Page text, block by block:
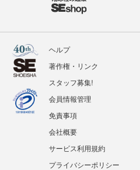
ヘルプ
著作権・リンク
スタッフ募集!
会員情報管理
免責事項
会社概要
サービス利用規約
プライバシーポリシー